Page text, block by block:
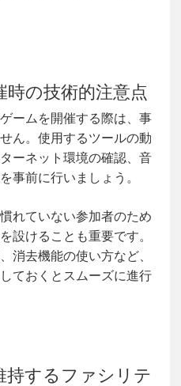
の技術的注意点
ームを開催する際は、事
ん。使用するツールの動
ーネット環境の確認、音
事前に行いましょう。
れていない参加者のため
設けることも重要です。
消去機能の使い方など、
ておくとスムーズに進行
持するファシリテ